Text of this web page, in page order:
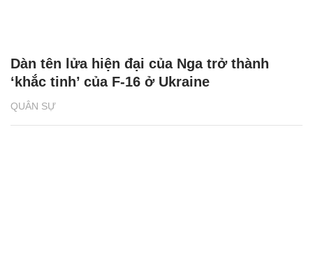
QUÂN SỰ
Dàn tên lửa hiện đại của Nga trở thành
‘khắc tinh’ của F-16 ở Ukraine